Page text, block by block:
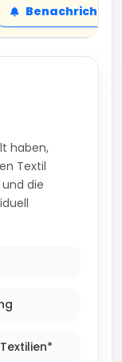
haben,
Textil
die